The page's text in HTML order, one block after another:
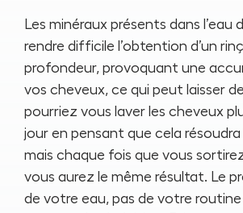
Les minéraux présents dans l’eau
rendre difficile l’obtention d’un
profondeur, provoquant une
vos cheveux, ce qui peut laisser
pourriez vous laver les cheveux
jour en pensant que cela résoudra
mais chaque fois que vous
vous aurez le même résultat. Le
de votre eau, pas de votre routine